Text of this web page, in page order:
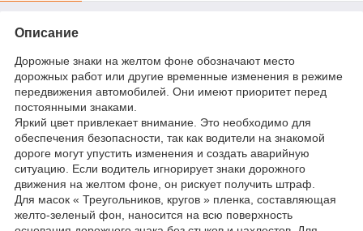
Описание
Дорожные знаки на желтом фоне обозначают место
дорожных работ или другие временные изменения в режиме
передвижения автомобилей. Они имеют приоритет перед
постоянными знаками.
Яркий цвет привлекает внимание. Это необходимо для
обеспечения безопасности, так как водители на знакомой
дороге могут упустить изменения и создать аварийную
ситуацию. Если водитель игнорирует знаки дорожного
движения на желтом фоне, он рискует получить штраф.
Для масок « Треугольников, кругов » пленка, составляющая
желто-зеленый фон, наносится на всю поверхность